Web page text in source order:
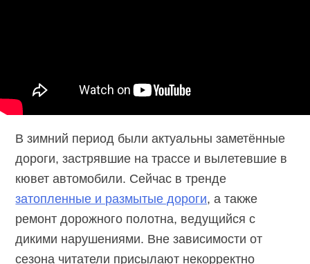
В зимний период были актуальны заметённые
дороги, застрявшие на трассе и вылетевшие в
кювет автомобили. Сейчас в тренде
затопленные и размытые дороги, а также
ремонт дорожного полотна, ведущийся с
дикими нарушениями. Вне зависимости от
сезона читатели присылают некорректно